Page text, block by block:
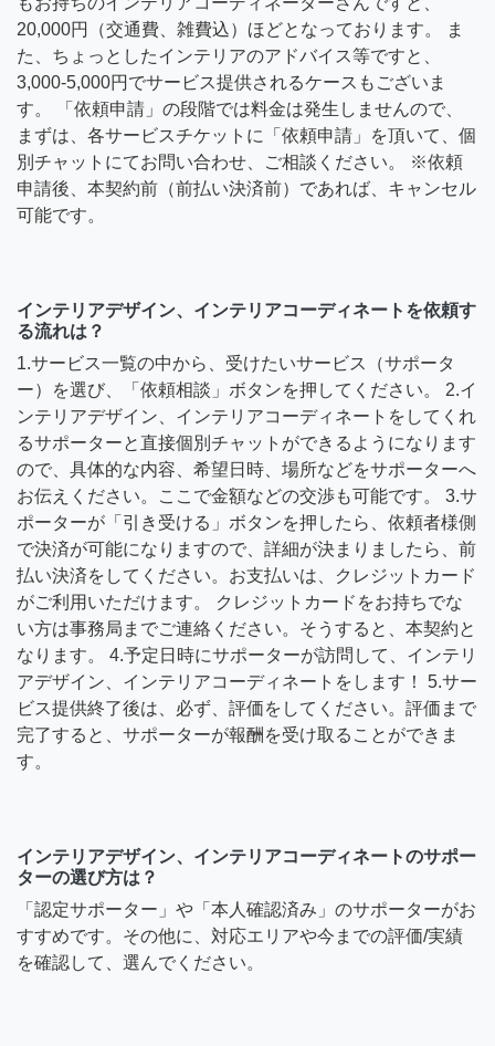
20,000円（交通費、雑費込）ほどとなっております。 ま
た、ちょっとしたインテリアのアドバイス等ですと、
3,000-5,000円でサービス提供されるケースもございま
す。 「依頼申請」の段階では料金は発生しませんので、
まずは、各サービスチケットに「依頼申請」を頂いて、個
別チャットにてお問い合わせ、ご相談ください。 ※依頼
申請後、本契約前（前払い決済前）であれば、キャンセル
可能です。
インテリアデザイン、インテリアコーディネートを依頼す
る流れは？
1.サービス一覧の中から、受けたいサービス（サポータ
ー）を選び、「依頼相談」ボタンを押してください。 2.イ
ンテリアデザイン、インテリアコーディネートをしてくれ
るサポーターと直接個別チャットができるようになります
ので、具体的な内容、希望日時、場所などをサポーターへ
お伝えください。ここで金額などの交渉も可能です。 3.サ
ポーターが「引き受ける」ボタンを押したら、依頼者様側
で決済が可能になりますので、詳細が決まりましたら、前
払い決済をしてください。お支払いは、クレジットカード
がご利用いただけます。 クレジットカードをお持ちでな
い方は事務局までご連絡ください。そうすると、本契約と
なります。 4.予定日時にサポーターが訪問して、インテリ
アデザイン、インテリアコーディネートをします！ 5.サー
ビス提供終了後は、必ず、評価をしてください。評価まで
完了すると、サポーターが報酬を受け取ることができま
す。
インテリアデザイン、インテリアコーディネートのサポー
ターの選び方は？
「認定サポーター」や「本人確認済み」のサポーターがお
すすめです。その他に、対応エリアや今までの評価/実績
を確認して、選んでください。